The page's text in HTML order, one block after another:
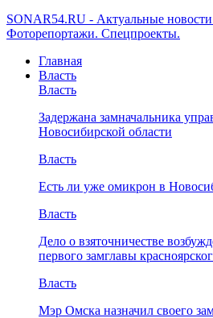
SONAR54.RU - Актуальные
Фоторепортажи. Спецпроекты.
Главная
Власть
Власть
Задержана замначальника
Новосибирской области
Власть
Есть ли уже омикрон в
Власть
Дело о взяточничестве
первого замглавы
Власть
Мэр Омска назначил своего